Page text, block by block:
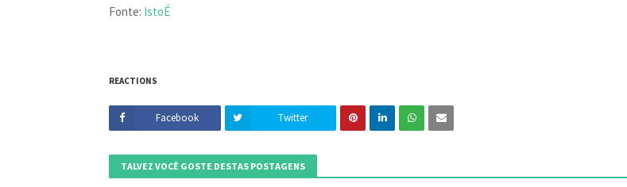
Fonte: IstoÉ
REACTIONS
Facebook Twitter
TALVEZ VOCÊ GOSTE DESTAS POSTAGENS